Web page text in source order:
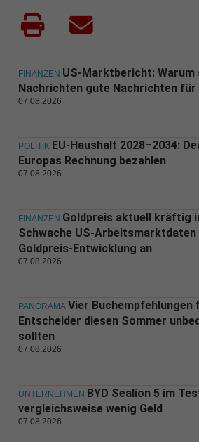
FINANZEN US-Marktbericht: Warum
Nachrichten gute Nachrichten
07.08.2026
POLITIK EU-Haushalt 2028–2034:
Europas Rechnung bezahlen
07.08.2026
FINANZEN Goldpreis aktuell kräftig
Schwache US-Arbeitsmarktdaten
Goldpreis-Entwicklung an
07.08.2026
PANORAMA Vier Buchempfehlungen
Entscheider diesen Sommer
sollten
07.08.2026
UNTERNEHMEN BYD Sealion 5 im
vergleichsweise wenig Geld
07.08.2026